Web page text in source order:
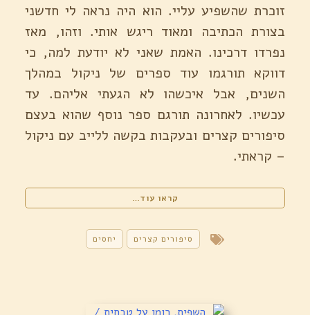
זוכרת שהשפיע עליי. הוא היה נראה לי חדשני
בצורת הכתיבה ומאוד ריגש אותי. וזהו, מאז
נפרדו דרכינו. האמת שאני לא יודעת למה, כי
דווקא תורגמו עוד ספרים של ניקול במהלך
השנים, אבל איכשהו לא הגעתי אליהם. עד
עכשיו. לאחרונה תורגם ספר נוסף שהוא בעצם
סיפורים קצרים ובעקבות בקשה ללייב עם ניקול
– קראתי.
קראו עוד…
גבר
ניקול
קראוס"
סיפורים קצרים יחסים